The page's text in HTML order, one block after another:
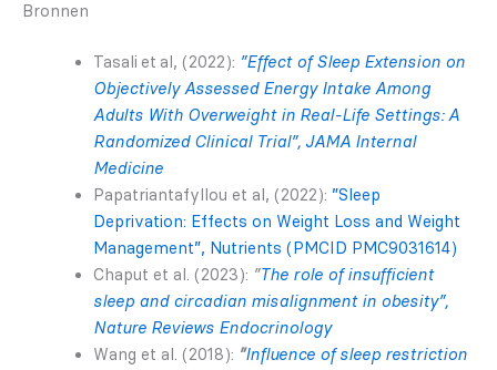
Bronnen
Tasali et al, (2022): ”Effect of Sleep Extension on
Objectively Assessed Energy Intake Among
Adults With Overweight in Real‑Life Settings: A
Randomized Clinical Trial”, JAMA Internal
Medicine
Papatriantafyllou et al, (2022): ”Sleep
Deprivation: Effects on Weight Loss and Weight
Management”, Nutrients (PMCID PMC9031614)
Chaput et al. (2023): ”The role of insufficient
sleep and circadian misalignment in obesity”,
Nature Reviews Endocrinology
Wang et al. (2018): ”Influence of sleep restriction